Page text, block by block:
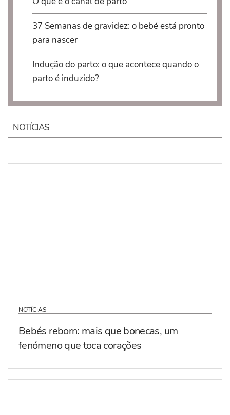
37 Semanas de gravidez: o bebé está pronto
para nascer
Indução do parto: o que acontece quando o
parto é induzido?
NOTÍCIAS
NOTÍCIAS
Bebés reborn: mais que bonecas, um
fenómeno que toca corações